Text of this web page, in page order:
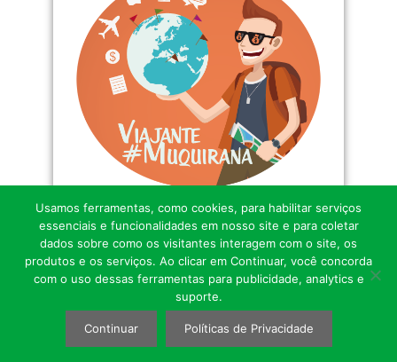
Usamos ferramentas, como cookies, para habilitar serviços
essenciais e funcionalidades em nosso site e para coletar
dados sobre como os visitantes interagem com o site, os
produtos e os serviços. Ao clicar em Continuar, você concorda
com o uso dessas ferramentas para publicidade, analytics e
suporte.
Continuar Políticas de Privacidade